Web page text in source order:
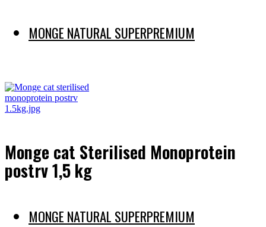
MONGE NATURAL SUPERPREMIUM
Monge cat Sterilised Monoprotein
postrv 1,5 kg
MONGE NATURAL SUPERPREMIUM